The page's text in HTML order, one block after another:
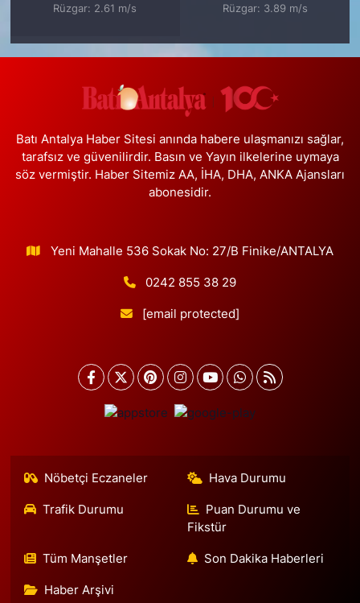
Rüzgar: 2.61 m/s
Rüzgar: 3.89 m/s
Batı Antalya Haber Sitesi anında habere ulaşmanızı sağlar,
tarafsız ve güvenilirdir. Basın ve Yayın ilkelerine uymaya
söz vermiştir. Haber Sitemiz AA, İHA, DHA, ANKA Ajansları
abonesidir.
Yeni Mahalle 536 Sokak No: 27/B Finike/ANTALYA
0242 855 38 29
[email protected]
Nöbetçi Eczaneler Hava Durumu
Trafik Durumu
Puan Durumu ve
Fikstür
Tüm Manşetler Son Dakika Haberleri
Haber Arşivi